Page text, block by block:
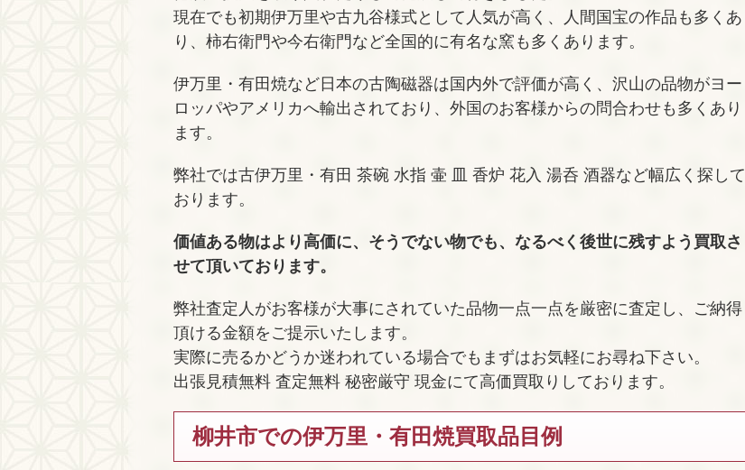
現在でも初期伊万里や古九谷様式として人気が高く、人間国宝の作品も多くあ
り、柿右衛門や今右衛門など全国的に有名な窯も多くあります。
伊万里・有田焼など日本の古陶磁器は国内外で評価が高く、沢山の品物がヨー
ロッパやアメリカへ輸出されており、外国のお客様からの問合わせも多くあり
ます。
弊社では古伊万里・有田 茶碗 水指 壷 皿 香炉 花入 湯呑 酒器など幅広く探して
おります。
価値ある物はより高価に、そうでない物でも、なるべく後世に残すよう買取さ
せて頂いております。
弊社査定人がお客様が大事にされていた品物一点一点を厳密に査定し、ご納得
頂ける金額をご提示いたします。
実際に売るかどうか迷われている場合でもまずはお気軽にお尋ね下さい。
出張見積無料 査定無料 秘密厳守 現金にて高価買取りしております。
柳井市での伊万里・有田焼買取品目例